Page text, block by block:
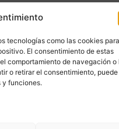
tecnologías como las cookies para
El consentimiento de estas
comportamiento de navegación o
o retirar el consentimiento, puede
funciones.